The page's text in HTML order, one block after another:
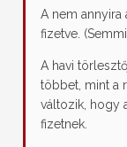
A nem annyira
fizetve.
A havi
többet, mint a
változik, hogy
fizetnek.